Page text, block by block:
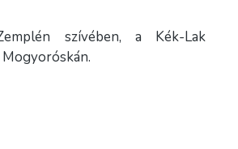
szívében, a Kék-Lak